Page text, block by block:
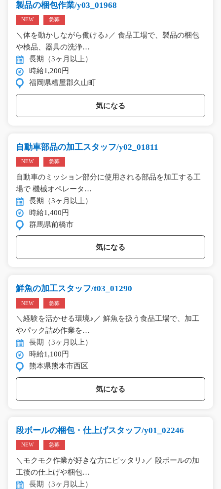
製品の梱包作業/y03_01968
NEW 急募
＼体を動かしながら働ける♪／ 食品工場で、製品の梱包
や検品、器具の洗浄…
長期（3ヶ月以上）
時給1,200円
福岡県糟屋郡久山町
気になる
自動車部品の加工スタッフ/y02_01811
NEW 急募
自動車のミッション部分に使用される部品を加工する工
場で 機械オペレータ…
長期（3ヶ月以上）
時給1,400円
群馬県前橋市
気になる
鮮魚の加工スタッフ/t03_01290
NEW 急募
＼経験を活かせる環境♪／ 鮮魚を扱う食品工場で、加工
やパック詰め作業を…
長期（3ヶ月以上）
時給1,100円
熊本県熊本市西区
気になる
段ボールの梱包・仕上げスタッフ/y01_02246
NEW 急募
＼モクモク作業が好きな方にピッタリ♪／ 段ボールの加
工後の仕上げや梱包…
長期（3ヶ月以上）